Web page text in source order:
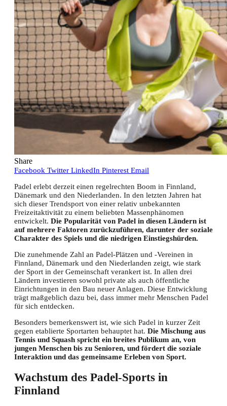
Share
Facebook Twitter LinkedIn Pinterest Email
Padel erlebt derzeit einen regelrechten Boom in Finnland,
Dänemark und den Niederlanden. In den letzten Jahren hat
sich dieser Trendsport von einer relativ unbekannten
Freizeitaktivität zu einem beliebten Massenphänomen
entwickelt. Die Popularität von Padel in diesen Ländern ist
auf mehrere Faktoren zurückzuführen, darunter der soziale
Charakter des Spiels und die niedrigen Einstiegshürden.
Die zunehmende Zahl an Padel-Plätzen und -Vereinen in
Finnland, Dänemark und den Niederlanden zeigt, wie stark
der Sport in der Gemeinschaft verankert ist. In allen drei
Ländern investieren sowohl private als auch öffentliche
Einrichtungen in den Bau neuer Anlagen. Diese Entwicklung
trägt maßgeblich dazu bei, dass immer mehr Menschen Padel
für sich entdecken.
Besonders bemerkenswert ist, wie sich Padel in kurzer Zeit
gegen etablierte Sportarten behauptet hat. Die Mischung aus
Tennis und Squash spricht ein breites Publikum an, von
jungen Menschen bis zu Senioren, und fördert die soziale
Interaktion und das gemeinsame Erleben von Sport.
Wachstum des Padel-Sports in
Finnland